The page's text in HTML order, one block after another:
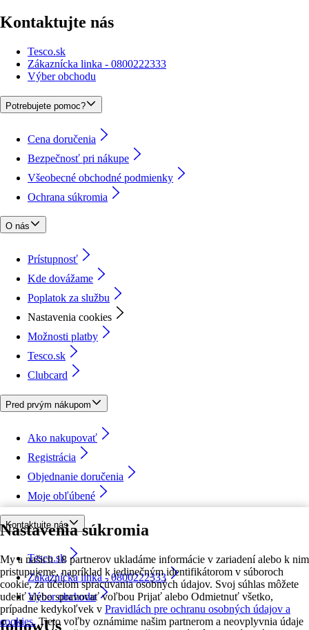
Nastavenia súkromia
My a našich 18 partnerov ukladáme informácie v zariadení alebo k nim
pristupujeme, napríklad k jedinečným identifikátorom v súboroch
cookie, za účelom spracúvania osobných údajov. Svoj súhlas môžete
udeliť alebo spravovať voľbou Prijať alebo Odmietnuť všetko,
prípadne kedykoľvek v Pravidlách pre ochranu osobných údajov a
cookies. Tieto voľby oznámime našim partnerom a neovplyvnia údaje
Kontaktujte nás
Tesco.sk
Zákaznícka linka - 0800222333
Výber obchodu
Potrebujete pomoc?
Cena doručenia
Bezpečnosť pri nákupe
Všeobecné obchodné podmienky
Ochrana súkromia
O nás
Prístupnosť
Kde dovážame
Poplatok za službu
Nastavenia cookies
Možnosti platby
Tesco.sk
Clubcard
Pred prvým nákupom
Ako nakupovať
Registrácia
Objednanie doručenia
Moje obľúbené
Kontaktujte nás
Tesco.sk
Zákaznícka linka - 0800222333
Výber obchodu
followUs